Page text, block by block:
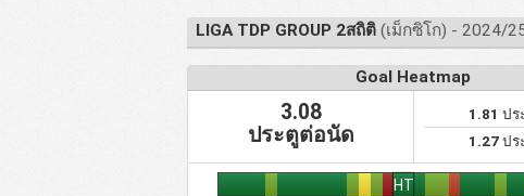
LIGA TDP GROUP 2สถิติ(เม็กซิโก) - 2024/
Goal Heatmap
3.08
ประตูต่อนัด
1.81 ปร
1.27 ปร
HT